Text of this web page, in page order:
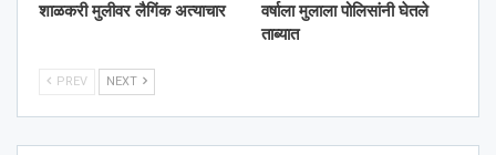
शाळकरी मुलीवर लैगिंक अत्याचार
वर्षाला मुलाला पोलिसांनी घेतले
ताब्यात
PREV NEXT